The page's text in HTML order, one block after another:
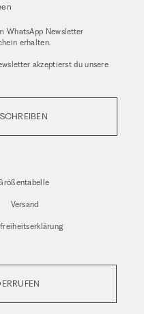
WhatsApp Newsletter
erhalten.
akzeptierst du unsere
Versand